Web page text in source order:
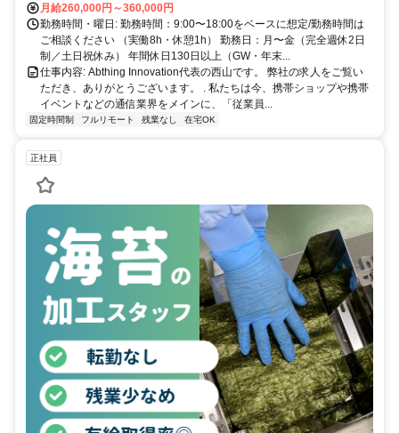
月給260,000円～360,000円
勤務時間・曜日: 勤務時間：9:00〜18:00をベースに想定/勤務時間は
ご相談ください （実働8h・休憩1h） 勤務日：月〜金（完全週休2日
制／土日祝休み） 年間休日130日以上（GW・年末...
仕事内容: Abthing Innovation代表の西山です。 弊社の求人をご覧い
ただき、ありがとうございます。 . 私たちは今、携帯ショップや携帯
イベントなどの通信業界をメインに、「従業員...
固定時間制 フルリモート 残業なし 在宅OK
正社員